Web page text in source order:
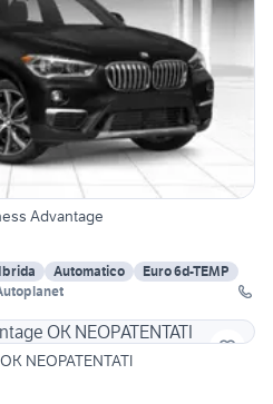
Advantage
Ibrida Automatico
Euro 6d-TEMP
NEOPATENTATI